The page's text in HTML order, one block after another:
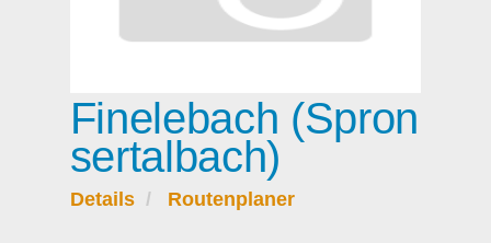
Finelebach (Spron
sertalbach)
Details Routenplaner